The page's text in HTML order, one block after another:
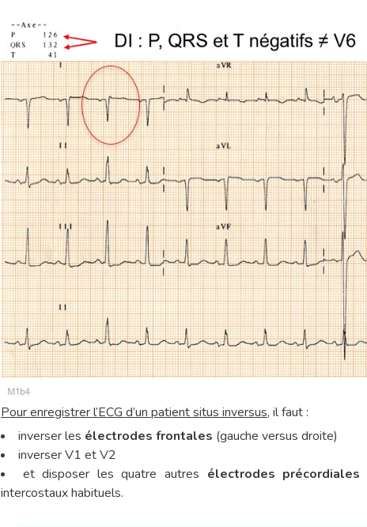
Pour enregistrer l’ECG d’un patient situs inversus, il faut :
inverser les électrodes frontales (gauche versus droite)
inverser V1 et V2
et disposer les quatre autres électrodes précordiales
intercostaux habituels.